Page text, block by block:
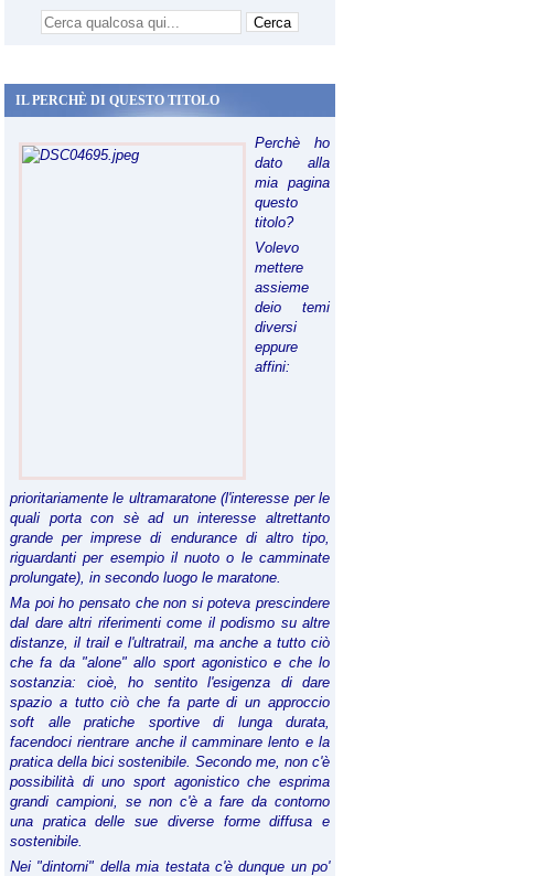
IL PERCHÈ DI QUESTO TITOLO
Perchè ho
dato alla
mia pagina
questo
titolo?
Volevo
mettere
assieme
deio temi
diversi
eppure
affini:
prioritariamente le ultramaratone (l'interesse per le
quali porta con sè ad un interesse altrettanto
grande per imprese di endurance di altro tipo,
riguardanti per esempio il nuoto o le camminate
prolungate), in secondo luogo le maratone.
Ma poi ho pensato che non si poteva prescindere
dal dare altri riferimenti come il podismo su altre
distanze, il trail e l'ultratrail, ma anche a tutto ciò
che fa da "alone" allo sport agonistico e che lo
sostanzia: cioè, ho sentito l'esigenza di dare
spazio a tutto ciò che fa parte di un approccio
soft alle pratiche sportive di lunga durata,
facendoci rientrare anche il camminare lento e la
pratica della bici sostenibile. Secondo me, non c'è
possibilità di uno sport agonistico che esprima
grandi campioni, se non c'è a fare da contorno
una pratica delle sue diverse forme diffusa e
sostenibile.
Nei "dintorni" della mia testata c'è dunque un po'